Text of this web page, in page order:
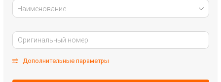
Наименование
Дополнительные параметры